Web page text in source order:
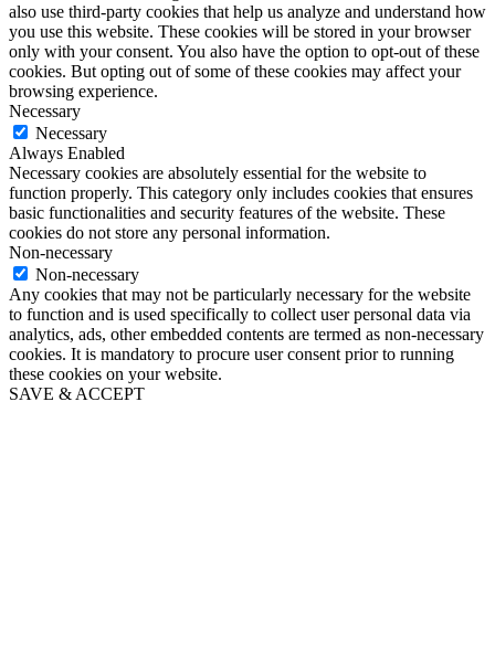
also use third-party cookies that help us analyze and understand how
you use this website. These cookies will be stored in your browser
only with your consent. You also have the option to opt-out of these
cookies. But opting out of some of these cookies may affect your
browsing experience.
Necessary
Necessary
Always Enabled
Necessary cookies are absolutely essential for the website to
function properly. This category only includes cookies that ensures
basic functionalities and security features of the website. These
cookies do not store any personal information.
Non-necessary
Non-necessary
Any cookies that may not be particularly necessary for the website
to function and is used specifically to collect user personal data via
analytics, ads, other embedded contents are termed as non-necessary
cookies. It is mandatory to procure user consent prior to running
these cookies on your website.
SAVE & ACCEPT